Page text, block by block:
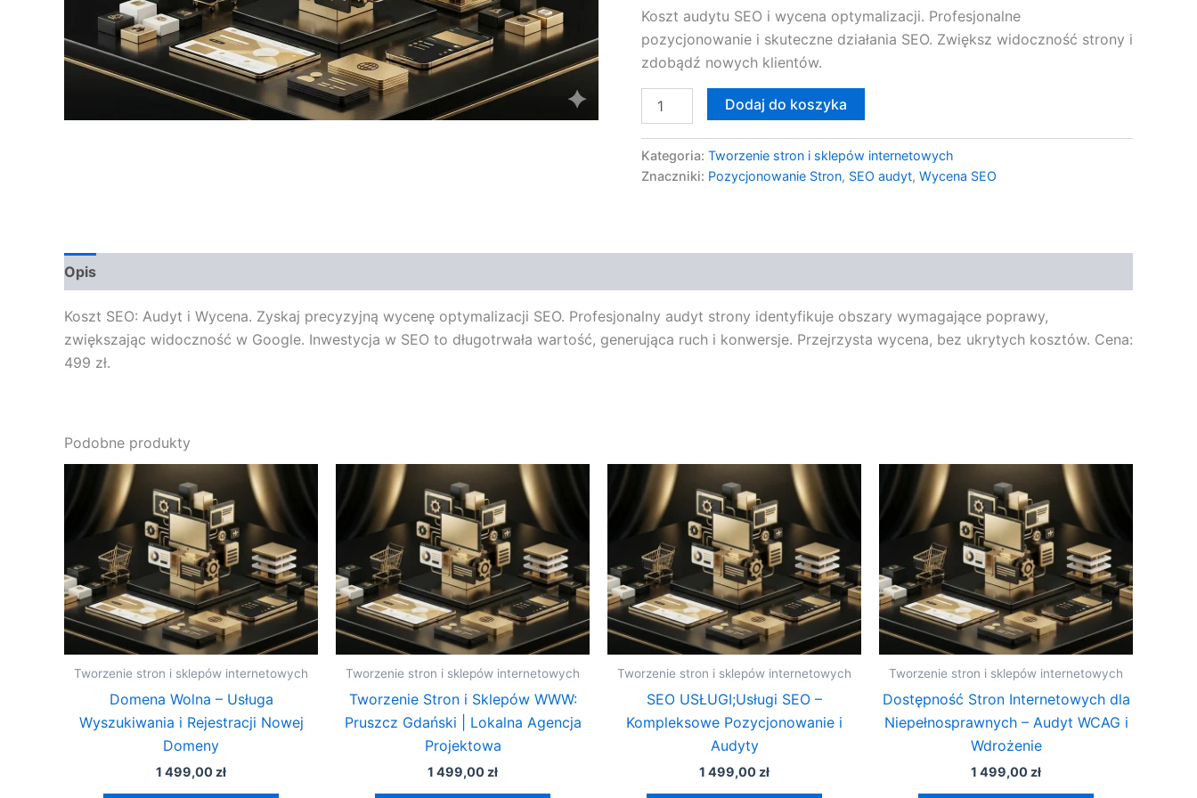
Koszt audytu SEO i wycena optymalizacji. Profesjonalne
pozycjonowanie i skuteczne działania SEO. Zwiększ widoczność strony i
zdobądź nowych klientów.
Dodaj do koszyka
Kategoria: Tworzenie stron i sklepów internetowych
Znaczniki: Pozycjonowanie Stron, SEO audyt, Wycena SEO
Opis
Koszt SEO: Audyt i Wycena. Zyskaj precyzyjną wycenę optymalizacji SEO. Profesjonalny audyt strony identyfikuje obszary wymagające poprawy,
zwiększając widoczność w Google. Inwestycja w SEO to długotrwała wartość, generująca ruch i konwersje. Przejrzysta wycena, bez ukrytych kosztów. Cena:
499 zł.
Podobne produkty
Tworzenie stron i sklepów internetowych
Domena Wolna – Usługa
Wyszukiwania i Rejestracji Nowej
Domeny
1 499,00 zł
Tworzenie stron i sklepów internetowych
Tworzenie Stron i Sklepów WWW:
Pruszcz Gdański | Lokalna Agencja
Projektowa
1 499,00 zł
Tworzenie stron i sklepów internetowych
SEO USŁUGI;Usługi SEO –
Kompleksowe Pozycjonowanie i
Audyty
1 499,00 zł
Tworzenie stron i sklepów internetowych
Dostępność Stron Internetowych dla
Niepełnosprawnych – Audyt WCAG i
Wdrożenie
1 499,00 zł